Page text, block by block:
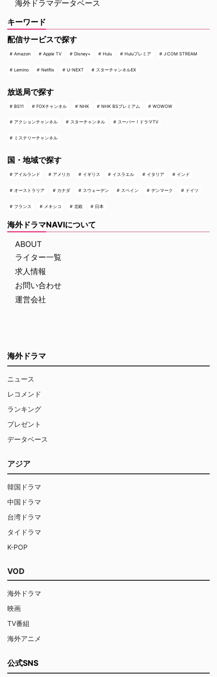
海外ドラマデータベース
キーワード
配信サービスで探す
Amazon Apple TV Disney+ Hulu Huluプレミア J:COM STREAM
Lemino Netflix U-NEXT スターチャンネルEX
放送局で探す
BS11 FOXチャンネル NHK NHK BSプレミアム WOWOW
アクションチャンネル スターチャンネル スーパー！ドラマTV
ミステリーチャンネル
国・地域で探す
アイルランド アメリカ イギリス イスラエル イタリア インド
オーストラリア カナダ スウェーデン スペイン デンマーク ドイツ
フランス メキシコ 北欧 日本
海外ドラマNAVIについて
ABOUT
ライター一覧
求人情報
お問い合わせ
運営会社
海外ドラマ
ニュース
レコメンド
ランキング
プレゼント
データベース
アジア
韓国ドラマ
中国ドラマ
台湾ドラマ
タイドラマ
K-POP
VOD
海外ドラマ
映画
TV番組
海外アニメ
公式SNS